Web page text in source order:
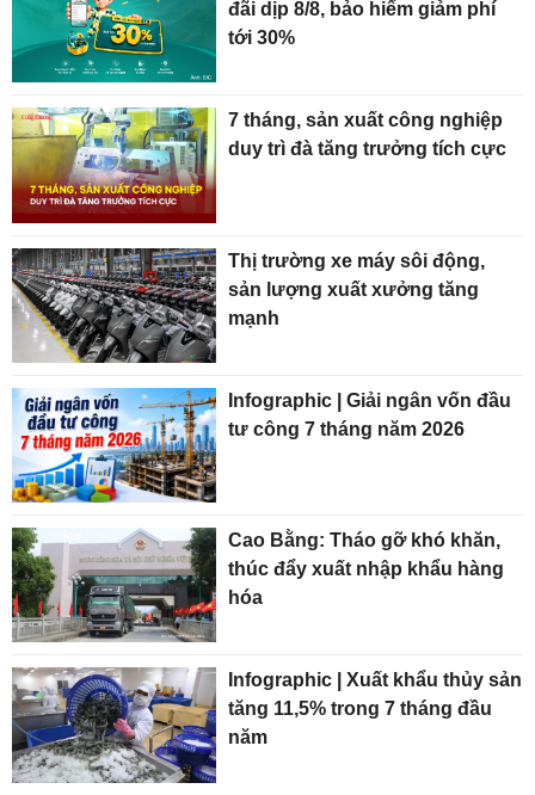
đãi dịp 8/8, bảo hiểm giảm phí
tới 30%
7 tháng, sản xuất công nghiệp
duy trì đà tăng trưởng tích cực
Thị trường xe máy sôi động,
sản lượng xuất xưởng tăng
mạnh
Infographic | Giải ngân vốn đầu
tư công 7 tháng năm 2026
Cao Bằng: Tháo gỡ khó khăn,
thúc đẩy xuất nhập khẩu hàng
hóa
Infographic | Xuất khẩu thủy sản
tăng 11,5% trong 7 tháng đầu
năm